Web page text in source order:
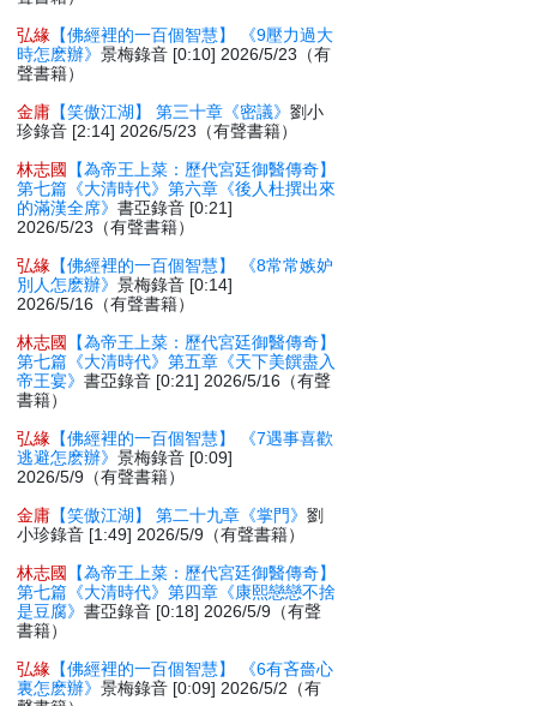
弘緣 【佛經裡的一百個智慧】 《9壓力過大
時怎麽辦》景梅錄音 [0:10] 2026/5/23（有
聲書籍）
金庸 【笑傲江湖】 第三十章《密議》劉小
珍錄音 [2:14] 2026/5/23（有聲書籍）
林志國
【為帝王上菜：歷代宮廷御醫傳奇】
第七篇《大清時代》第六章《後人杜撰出來
的滿漢全席》書亞錄音 [0:21]
2026/5/23（有聲書籍）
弘緣 【佛經裡的一百個智慧】 《8常常嫉妒
別人怎麽辦》景梅錄音 [0:14]
2026/5/16（有聲書籍）
林志國
【為帝王上菜：歷代宮廷御醫傳奇】
第七篇《大清時代》第五章《天下美饌盡入
帝王宴》書亞錄音 [0:21] 2026/5/16（有聲
書籍）
弘緣 【佛經裡的一百個智慧】 《7遇事喜歡
逃避怎麽辦》景梅錄音 [0:09]
2026/5/9（有聲書籍）
金庸 【笑傲江湖】 第二十九章《掌門》劉
小珍錄音 [1:49] 2026/5/9（有聲書籍）
林志國
【為帝王上菜：歷代宮廷御醫傳奇】
第七篇《大清時代》第四章《康熙戀戀不捨
是豆腐》書亞錄音 [0:18] 2026/5/9（有聲
書籍）
弘緣 【佛經裡的一百個智慧】 《6有吝嗇心
裏怎麽辦》景梅錄音 [0:09] 2026/5/2（有